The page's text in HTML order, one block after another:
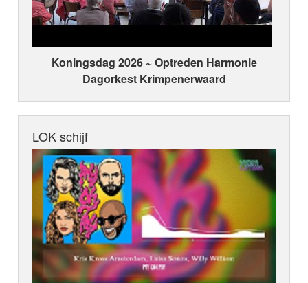
Koningsdag 2026 ~ Optreden Harmonie
Dagorkest Krimpenerwaard
LOK schijf